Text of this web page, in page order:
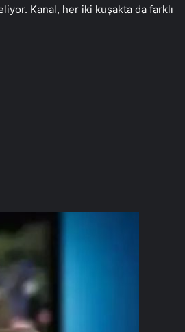
Kanal, her iki kuşakta da farklı